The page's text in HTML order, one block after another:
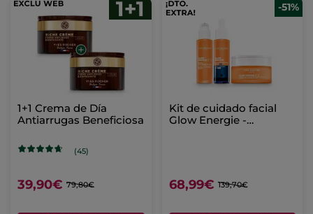
1+1 Crema de Día
Antiarrugas Beneficiosa
(45)
39,90€ 79,80€
-51%
Kit de cuidado facial
Glow Energie -
68,99€ 139,70€